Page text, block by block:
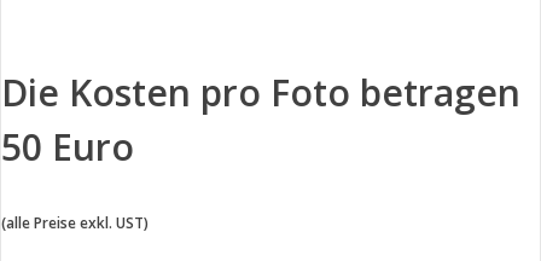
Die Kosten pro Foto betragen
50 Euro
(alle Preise exkl. UST)